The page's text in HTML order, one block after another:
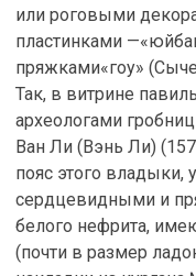
или роговыми
пластинками
пряжками«гоу»
Так, в витрине
археологами
Ван Ли (Вэнь Ли)
пояс этого
сердцевидными и
белого нефрита,
(почти в размер